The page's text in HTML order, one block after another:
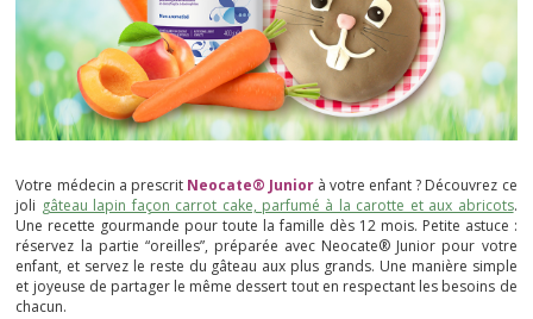
Votre médecin a prescrit Neocate® Juniorà votre enfant ? Découvrez ce
joli gâteau lapin façon carrot cake, parfumé à la carotte et aux abricots.
Une recette gourmande pour toute la famille dès 12 mois. Petite astuce :
réservez la partie “oreilles”, préparée avec Neocate® Junior pour votre
enfant, et servez le reste du gâteau aux plus grands. Une manière simple
et joyeuse de partager le même dessert tout en respectant les besoins de
chacun.